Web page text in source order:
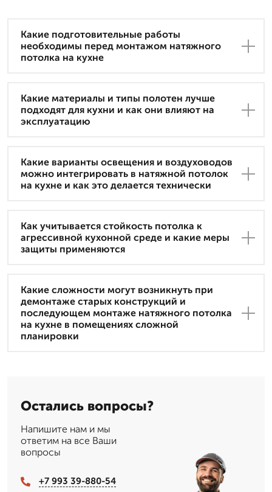
Какие подготовительные работы
необходимы перед монтажом натяжного
потолка на кухне
Какие материалы и типы полотен лучше
подходят для кухни и как они влияют на
эксплуатацию
Какие варианты освещения и воздуховодов
можно интегрировать в натяжной потолок
на кухне и как это делается технически
Как учитывается стойкость потолка к
агрессивной кухонной среде и какие меры
защиты применяются
Какие сложности могут возникнуть при
демонтаже старых конструкций и
последующем монтаже натяжного потолка
на кухне в помещениях сложной
планировки
Остались вопросы?
Напишите нам и мы
ответим на все Ваши
вопросы
+7 993 39-880-54